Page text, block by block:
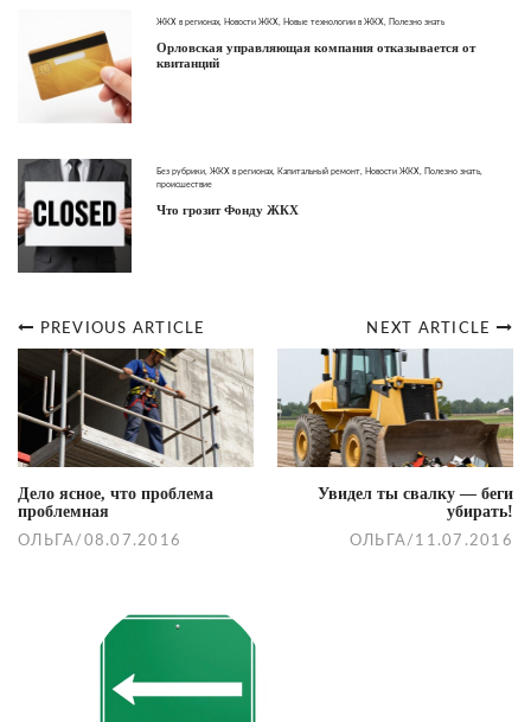
ЖКХ в регионах Новости ЖКХ Новые технологии в ЖКХ Полезно знать
Орловская управляющая компания отказывается от
квитанций
Без рубрики ЖКХ в регионах Капитальный ремонт Новости ЖКХ Полезно знать,
происшествие
Что грозит Фонду ЖКХ
Post
navigation
NEXT ARTICLE
Увидел ты свалку — беги
убирать!
ОЛЬГА / 11.07.2016
PREVIOUS ARTICLE
Дело ясное, что проблема
проблемная
ОЛЬГА / 08.07.2016